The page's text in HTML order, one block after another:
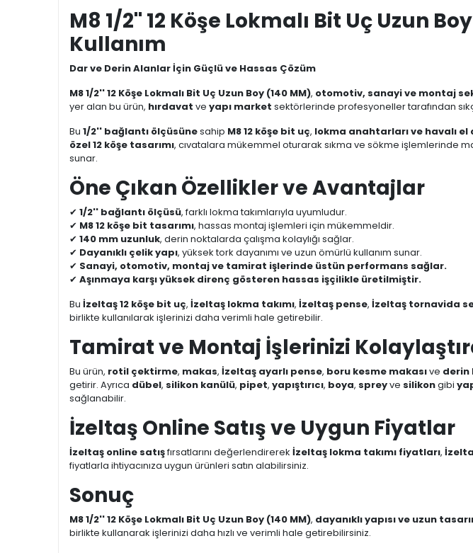
M8 1/2'' 12 Köşe Lokmalı Bit Uç Uzun
Kullanım
Dar ve Derin Alanlar İçin Güçlü ve Hassas Çözüm
M8 1/2'' 12 Köşe Lokmalı Bit Uç Uzun Boy (140 MM), otomotiv, sanayi ve montaj
yer alan bu ürün, hırdavat ve yapı market sektörlerinde profesyoneller tarafından
Bu 1/2'' bağlantı ölçüsünesahip M8 12 köşe bit uç, lokma anahtarları ve havalı
özel 12 köşe tasarımı, cıvatalara mükemmel oturarak sıkma ve sökme işlemlerinde
sunar.
Öne Çıkan Özellikler ve Avantajlar
✔ 1/2'' bağlantı ölçüsü, farklı lokma takımlarıyla uyumludur.
✔ M8 12 köşe bit tasarımı, hassas montaj işlemleri için mükemmeldir.
✔ 140 mm uzunluk, derin noktalarda çalışma kolaylığı sağlar.
✔ Dayanıklı çelik yapı, yüksek tork dayanımı ve uzun ömürlü kullanım sunar.
✔ Sanayi, otomotiv, montaj ve tamirat işlerinde üstün performans sağlar.
✔ Aşınmaya karşı yüksek direnç gösteren hassas işçilikle üretilmiştir.
Bu İzeltaş 12 köşe bit uç, İzeltaş lokma takımı, İzeltaş pense, İzeltaş tornavida
birlikte kullanılarak işlerinizi daha verimli hale getirebilir.
Tamirat ve Montaj İşlerinizi
Bu ürün, rotil çektirme, makas, İzeltaş ayarlı pense, boru kesme makasıve derin
getirir. Ayrıca dübel, silikon kanülü, pipet, yapıştırıcı, boya, spreyve silikongibi
sağlanabilir.
İzeltaş Online Satış ve Uygun Fiyatlar
İzeltaş online satışfırsatlarını değerlendirerek İzeltaş lokma takımı fiyatları,
fiyatlarla ihtiyacınıza uygun ürünleri satın alabilirsiniz.
Sonuç
M8 1/2'' 12 Köşe Lokmalı Bit Uç Uzun Boy (140 MM), dayanıklı yapısı ve uzun
birlikte kullanarak işlerinizi daha hızlı ve verimli hale getirebilirsiniz.